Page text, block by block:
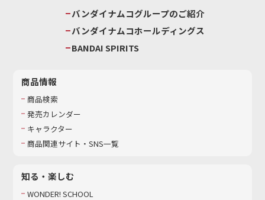
バンダイナムコグループのご紹介
バンダイナムコホールディングス
BANDAI SPIRITS
商品情報
商品検索
発売カレンダー
キャラクター
商品関連サイト・SNS一覧
知る・楽しむ
WONDER! SCHOOL